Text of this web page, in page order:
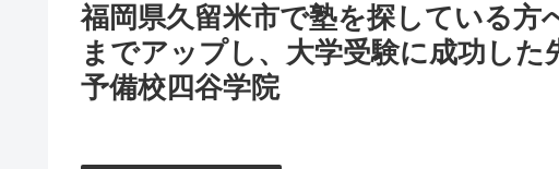
福岡県久留米市で塾を探している
までアップし、大学受験に成功し
予備校四谷学院